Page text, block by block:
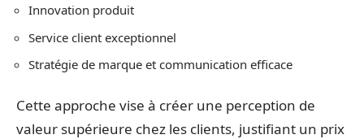
Innovation produit
Service client exceptionnel
Stratégie de marque et communication efficace
Cette approche vise à créer une perception de
valeur supérieure chez les clients, justifiant un prix